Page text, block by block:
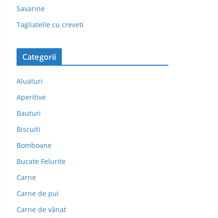
Savarine
Tagliatelle cu creveti
Categorii
Aluaturi
Aperitive
Bauturi
Biscuiti
Bomboane
Bucate Felurite
Carne
Carne de pui
Carne de vânat